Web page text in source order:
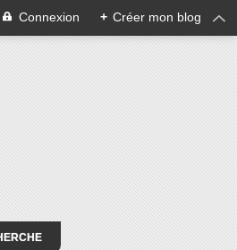
Connexion + Créer mon blog